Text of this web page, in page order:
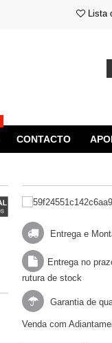
Lista
CONTACTO
Entrega e
Entrega no
rutura de stock
Garantia de
Venda com